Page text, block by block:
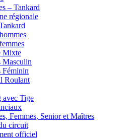
– Tankard
régionale
Mixte
Masculin
Féminin
Roulant
avec Tige
Femmes, Senior et Maîtres
circuit
officiel